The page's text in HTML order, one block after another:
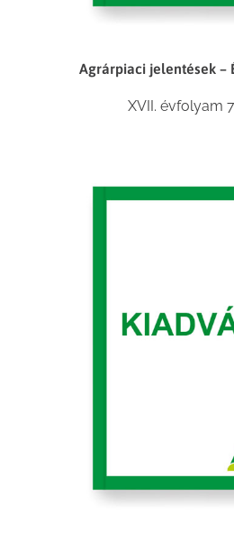
Agrárpiaci jelentések –
XVII. évfolyam